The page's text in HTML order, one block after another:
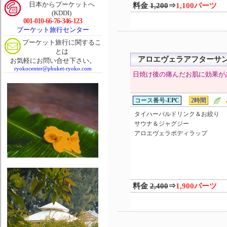
日本からプーケットへ
(KDDI)
001-010-66-76-346-123
プーケット旅行センター
プーケット旅行に関するこ
とは
お気軽にお問い合せ下さい。
ryokocenter@phuket-ryoko.com
料金1,200⇒1,100バーツ
アロエヴェラアフターサ
日焼け後の痛んだお肌に効果
コース番号-EPC
2時間
タイハーバルドリンク＆お絞り
サウナ＆ジャグジー
アロエヴェラボディラップ
料金2,400⇒1,900バーツ